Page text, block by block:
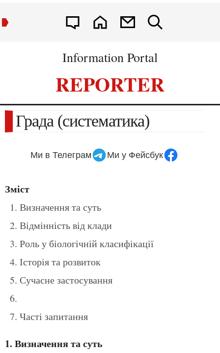
Information Portal
REPORTER
Града (систематика)
Ми в Телеграм Ми у Фейсбук
Зміст
Визначення та суть
Відмінність від клади
Роль у біологічній класифікації
Історія та розвиток
Сучасне застосування
Часті запитання
1. Визначення та суть